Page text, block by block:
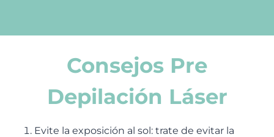
Consejos Pre
Depilación Láser
Evite la exposición al sol: trate de evitar la